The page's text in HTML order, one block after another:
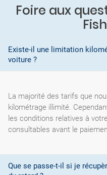
Foire aux
Existe-il une limitation
voiture ?
La majorité des tarifs que
kilométrage illimité.
les conditions relatives à
consultables avant le
Que se passe-t-il si je